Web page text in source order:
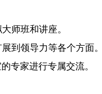
师班和讲座。
到领导力等各个方面。
专家进行专属交流。